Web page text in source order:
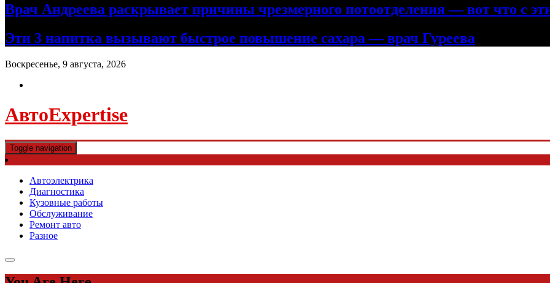
Врач Андреева раскрывает причины чрезмерного потоотделения — вот что с
Эти 3 напитка вызывают быстрое повышение сахара — врач Гуреева
Воскресенье, 9 августа, 2026
АвтоExpertise
Toggle navigation
Автоэлектрика
Диагностика
Кузовные работы
Обслуживание
Ремонт авто
Разное